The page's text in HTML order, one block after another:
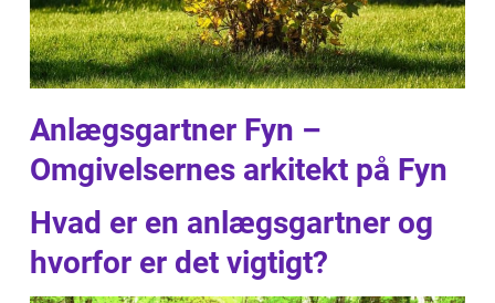
Anlægsgartner Fyn –
Omgivelsernes arkitekt på Fyn
Hvad er en anlægsgartner og
hvorfor er det vigtigt?